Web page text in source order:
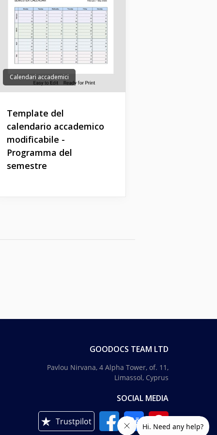
Calendari accademici
Template del
calendario accademico
modificabile -
Programma del
semestre
GOODOCS TEAM LTD
Pavlou Nirvana, 4 Alpha Tower, of. 11,
Limassol, Cyprus
SOCIAL MEDIA
Trustpilot